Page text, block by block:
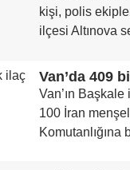
kişi, polis
ilçesi Altınova
Van’da 409
Van’ın
100 İran
Komutanlığına